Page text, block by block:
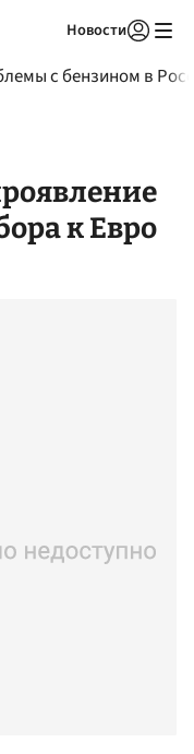
Новости
с бензином в
к Евро